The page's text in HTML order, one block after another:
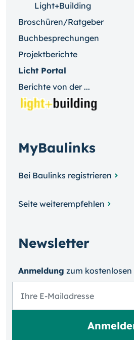
Light+Building
Broschüren/Ratgeber
Buchbesprechungen
Projektberichte
Licht Portal
Berichte von der ...
MyBaulinks
Bei Baulinks registrieren
Seite weiterempfehlen
Newsletter
Anmeldung zum kosten­losen